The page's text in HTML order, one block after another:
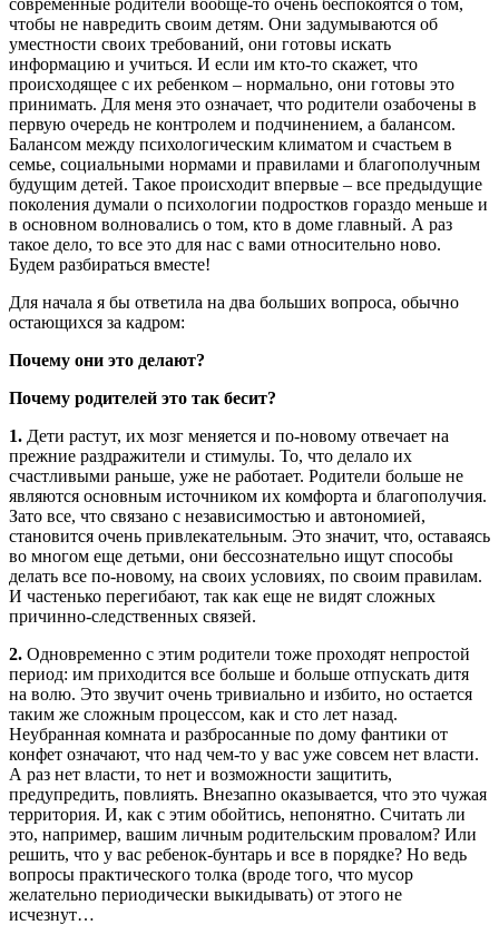
чтобы не навредить своим детям. Они задумываются об
уместности своих требований, они готовы искать
информацию и учиться. И если им кто-то скажет, что
происходящее с их ребенком – нормально, они готовы это
принимать. Для меня это означает, что родители озабочены в
первую очередь не контролем и подчинением, а балансом.
Балансом между психологическим климатом и счастьем в
семье, социальными нормами и правилами и благополучным
будущим детей. Такое происходит впервые – все предыдущие
поколения думали о психологии подростков гораздо меньше и
в основном волновались о том, кто в доме главный. А раз
такое дело, то все это для нас с вами относительно ново.
Будем разбираться вместе!
Для начала я бы ответила на два больших вопроса, обычно
остающихся за кадром:
Почему они это делают?
Почему родителей это так бесит?
1. Дети растут, их мозг меняется и по-новому отвечает на
прежние раздражители и стимулы. То, что делало их
счастливыми раньше, уже не работает. Родители больше не
являются основным источником их комфорта и благополучия.
Зато все, что связано с независимостью и автономией,
становится очень привлекательным. Это значит, что, оставаясь
во многом еще детьми, они бессознательно ищут способы
делать все по-новому, на своих условиях, по своим правилам.
И частенько перегибают, так как еще не видят сложных
причинно-следственных связей.
2. Одновременно с этим родители тоже проходят непростой
период: им приходится все больше и больше отпускать дитя
на волю. Это звучит очень тривиально и избито, но остается
таким же сложным процессом, как и сто лет назад.
Неубранная комната и разбросанные по дому фантики от
конфет означают, что над чем-то у вас уже совсем нет власти.
А раз нет власти, то нет и возможности защитить,
предупредить, повлиять. Внезапно оказывается, что это чужая
территория. И, как с этим обойтись, непонятно. Считать ли
это, например, вашим личным родительским провалом? Или
решить, что у вас ребенок-бунтарь и все в порядке? Но ведь
вопросы практического толка (вроде того, что мусор
желательно периодически выкидывать) от этого не
исчезнут…